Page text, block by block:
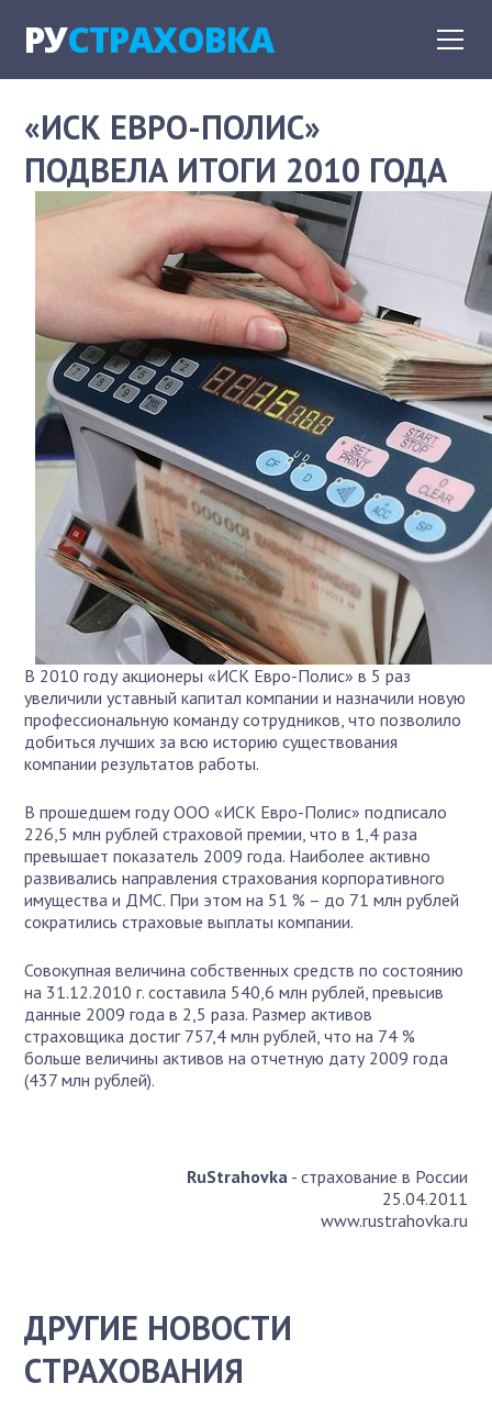
РУСТРАХОВКА
«ИСК ЕВРО-ПОЛИС»
ПОДВЕЛА ИТОГИ 2010 ГОДА
В 2010 году акционеры «ИСК Евро-Полис» в 5 раз
увеличили уставный капитал компании и назначили новую
профессиональную команду сотрудников, что позволило
добиться лучших за всю историю существования
компании результатов работы.
В прошедшем году ООО «ИСК Евро-Полис» подписало
226,5 млн рублей страховой премии, что в 1,4 раза
превышает показатель 2009 года. Наиболее активно
развивались направления страхования корпоративного
имущества и ДМС. При этом на 51 % – до 71 млн рублей
сократились страховые выплаты компании.
Совокупная величина собственных средств по состоянию
на 31.12.2010 г. составила 540,6 млн рублей, превысив
данные 2009 года в 2,5 раза. Размер активов
страховщика достиг 757,4 млн рублей, что на 74 %
больше величины активов на отчетную дату 2009 года
(437 млн рублей).
RuStrahovka- страхование в России
25.04.2011
www.rustrahovka.ru
ДРУГИЕ НОВОСТИ
СТРАХОВАНИЯ